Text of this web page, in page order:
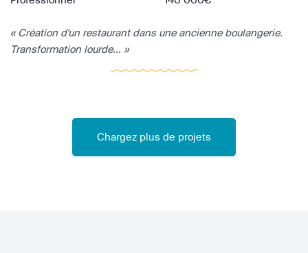
« Création d'un restaurant dans une ancienne boulangerie.
Transformation lourde... »
Chargez plus de projets